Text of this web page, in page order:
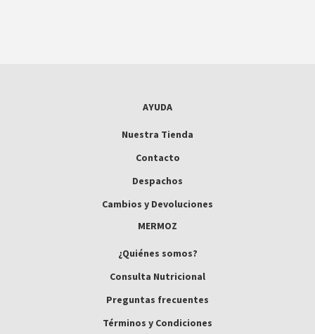
AYUDA
Nuestra Tienda
Contacto
Despachos
Cambios y Devoluciones
MERMOZ
¿Quiénes somos?
Consulta Nutricional
Preguntas frecuentes
Términos y Condiciones